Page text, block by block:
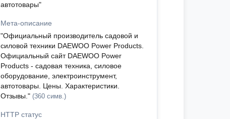
автотовары"
Мета-описание
"Официальный производитель садовой и
силовой техники DAEWOO Power Products.
Официальный сайт DAEWOO Power
Products - садовая техника, силовое
оборудование, электроинструмент,
автотовары. Цены. Характеристики.
Отзывы." (360 симв.)
HTTP статус